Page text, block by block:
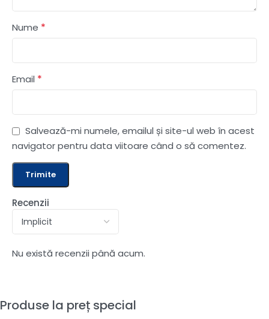
Recenzii
Nu există recenzii până acum.
Nume *
Email *
Salvează-mi numele, emailul și site-ul web în acest
navigator pentru data viitoare când o să comentez.
Produse la preț special